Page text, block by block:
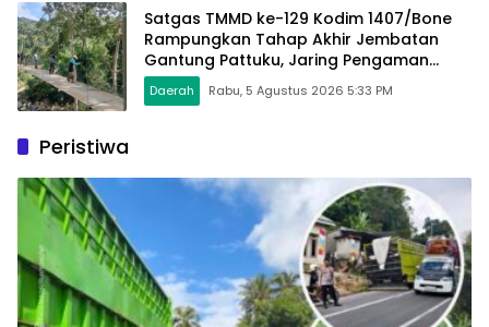
Satgas TMMD ke-129 Kodim 1407/Bone
Rampungkan Tahap Akhir Jembatan
Gantung Pattuku, Jaring Pengaman
Mulai Terpasang
Daerah Rabu, 5 Agustus 2026 5:33 PM
Peristiwa